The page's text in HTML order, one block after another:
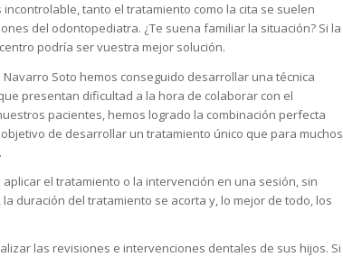
tanto el tratamiento como la cita se suelen
del odontopediatra. ¿Te suena familiar la situación? Si la
podría ser vuestra mejor solución.
Soto hemos conseguido desarrollar una técnica
presentan dificultad a la hora de colaborar con el
pacientes, hemos logrado la combinación perfecta
de desarrollar un tratamiento único que para muchos,
el tratamiento o la intervención en una sesión, sin
duración del tratamiento se acorta y, lo mejor de todo, los
las revisiones e intervenciones dentales de sus hijos. Si